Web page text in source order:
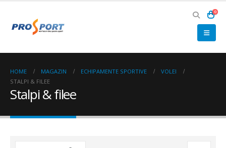
0
HOME MAGAZIN ECHIPAMENTE SPORTIVE
VOLEI
STALPI & FILEE
Stalpi & filee